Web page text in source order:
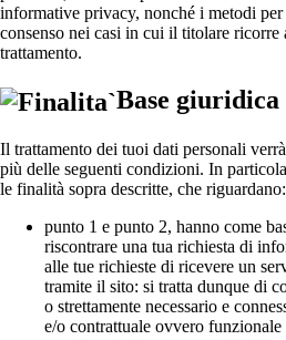
informative privacy, nonché i metodi
consenso nei casi in cui il titolare ricorre
trattamento.
Base giuridica
Il trattamento dei tuoi dati personali
più delle seguenti condizioni. In
le finalità sopra descritte, che riguardano:
punto 1 e punto 2, hanno come
riscontrare una tua richiesta di
alle tue richieste di ricevere un
tramite il sito: si tratta dunque di
o strettamente necessario e
e/o contrattuale ovvero funzionale